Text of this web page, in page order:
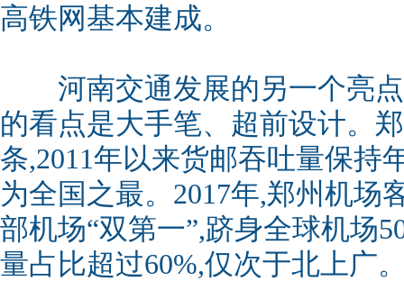
高铁网基本建成。
河南交通发展的另一个亮点
的看点是大手笔、超前设计。
条,2011年以来货邮吞吐量保持
为全国之最。2017年,郑州机场
部机场“双第一”,跻身全球机场
量占比超过60%,仅次于北上广